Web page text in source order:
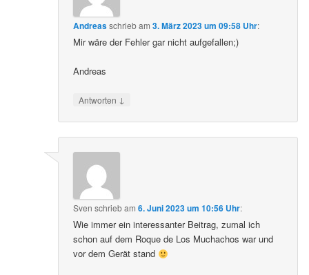
Andreasschriebam3. März 2023 um 09:58 Uhr:
Mir wäre der Fehler gar nicht aufgefallen;)
Andreas
Antworten ↓
Sven schriebam6. Juni 2023 um 10:56 Uhr:
Wie immer ein interessanter Beitrag, zumal ich
schon auf dem Roque de Los Muchachos war und
vor dem Gerät stand